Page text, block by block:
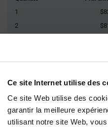
Ce site Internet utilise des
Ce site Web utilise des
garantir la meilleure
utilisant notre site Web,
1
2
Product
Information
section
Emballages disponibles
Box